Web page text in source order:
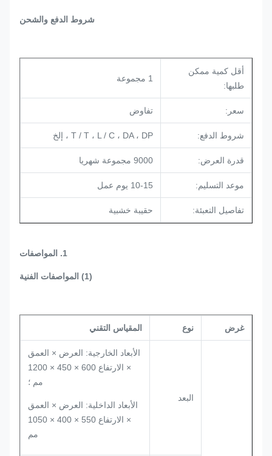
شروط الدفع والشحن
أقل كمية ممكن
طلبها:
1 مجموعة
سعر: تفاوض
شروط الدفع: T / T ، L / C ، DA ، DP ، إلخ
قدرة العرض: 9000 مجموعة شهريا
موعد التسليم: 10-15 يوم عمل
تفاصيل التعبئة: حقيبة خشبية
1. المواصفات
(1) المواصفات الفنية
غرض نوع المقياس التقني
البعد
الأبعاد الخارجية: العرض × العمق
× الارتفاع 600 × 450 × 1200
مم ؛
الأبعاد الداخلية: العرض × العمق
× الارتفاع 550 × 400 × 1050
مم